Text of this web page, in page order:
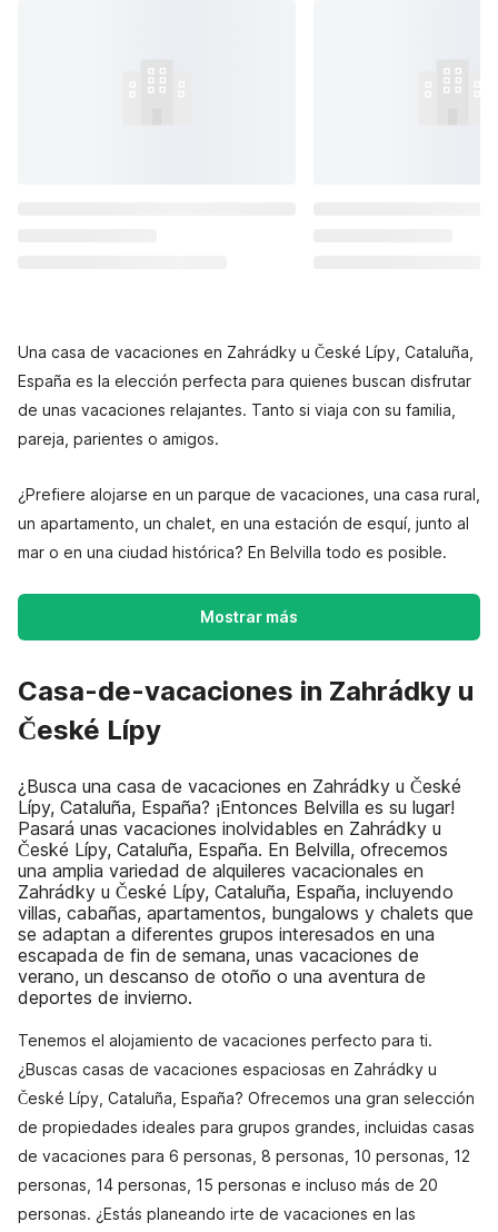
Una casa de vacaciones en Zahrádky u České Lípy, Cataluña,
España es la elección perfecta para quienes buscan disfrutar
de unas vacaciones relajantes. Tanto si viaja con su familia,
pareja, parientes o amigos.
¿Prefiere alojarse en un parque de vacaciones, una casa rural,
un apartamento, un chalet, en una estación de esquí, junto al
mar o en una ciudad histórica? En Belvilla todo es posible.
Mostrar más
Casa-de-vacaciones in Zahrádky u
České Lípy
¿Busca una casa de vacaciones en Zahrádky u České
Lípy, Cataluña, España? ¡Entonces Belvilla es su lugar!
Pasará unas vacaciones inolvidables en Zahrádky u
České Lípy, Cataluña, España. En Belvilla, ofrecemos
una amplia variedad de alquileres vacacionales en
Zahrádky u České Lípy, Cataluña, España, incluyendo
villas, cabañas, apartamentos, bungalows y chalets que
se adaptan a diferentes grupos interesados en una
escapada de fin de semana, unas vacaciones de
verano, un descanso de otoño o una aventura de
deportes de invierno.
Tenemos el alojamiento de vacaciones perfecto para ti.
¿Buscas casas de vacaciones espaciosas en Zahrádky u
České Lípy, Cataluña, España? Ofrecemos una gran selección
de propiedades ideales para grupos grandes, incluidas casas
de vacaciones para 6 personas, 8 personas, 10 personas, 12
personas, 14 personas, 15 personas e incluso más de 20
personas. ¿Estás planeando irte de vacaciones en las